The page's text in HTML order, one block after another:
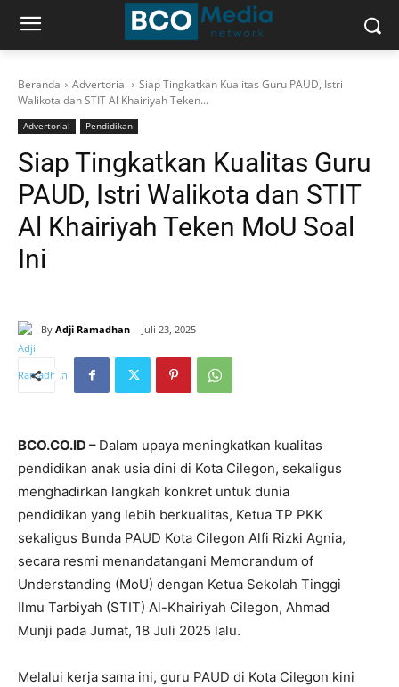
Beranda Advertorial
Siap Tingkatkan Kualitas Guru PAUD, Istri
Walikota dan STIT Al Khairiyah Teken...
Advertorial Pendidikan
Siap Tingkatkan Kualitas Guru
PAUD, Istri Walikota dan STIT
Al Khairiyah Teken MoU Soal
Ini
By Adji Ramadhan Juli 23, 2025
BCO.CO.ID – Dalam upaya meningkatkan kualitas
pendidikan anak usia dini di Kota Cilegon, sekaligus
menghadirkan langkah konkret untuk dunia
pendidikan yang lebih berkualitas, Ketua TP PKK
sekaligus Bunda PAUD Kota Cilegon Alfi Rizki Agnia,
secara resmi menandatangani Memorandum of
Understanding (MoU) dengan Ketua Sekolah Tinggi
Ilmu Tarbiyah (STIT) Al-Khairiyah Cilegon, Ahmad
Munji pada Jumat, 18 Juli 2025 lalu.
Melalui kerja sama ini, guru PAUD di Kota Cilegon kini